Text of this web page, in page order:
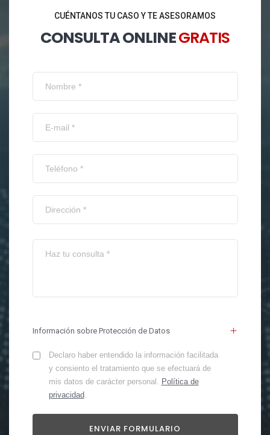
CUÉNTANOS TU CASO Y TE ASESORAMOS
CONSULTA ONLINEGRATIS
Información sobre Protección de Datos
Declaro haber entendido la información facilitada
y consiento el tratamiento que se efectuará de
mis datos de carácter personal. Política de
privacidad.